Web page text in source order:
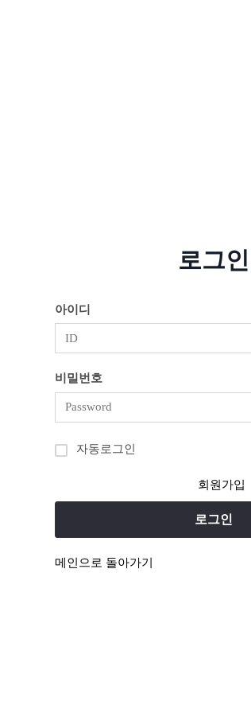
로그인
아이디
비밀번호
자동로그인
회원가입
로그인
메인으로 돌아가기